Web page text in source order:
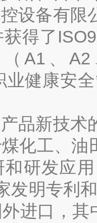
设备有限
得了
（A1 、A2
业健康安
品新技术
化工、
和研发应
发明专利
进口，其